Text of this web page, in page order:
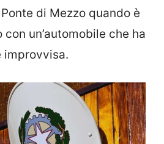
di Mezzo quando è
un’automobile che ha
improvvisa.